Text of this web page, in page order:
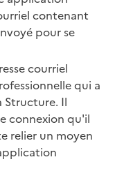
contenant
pour se
courriel
qui a
Structure. Il
connexion qu'il
relier un moyen